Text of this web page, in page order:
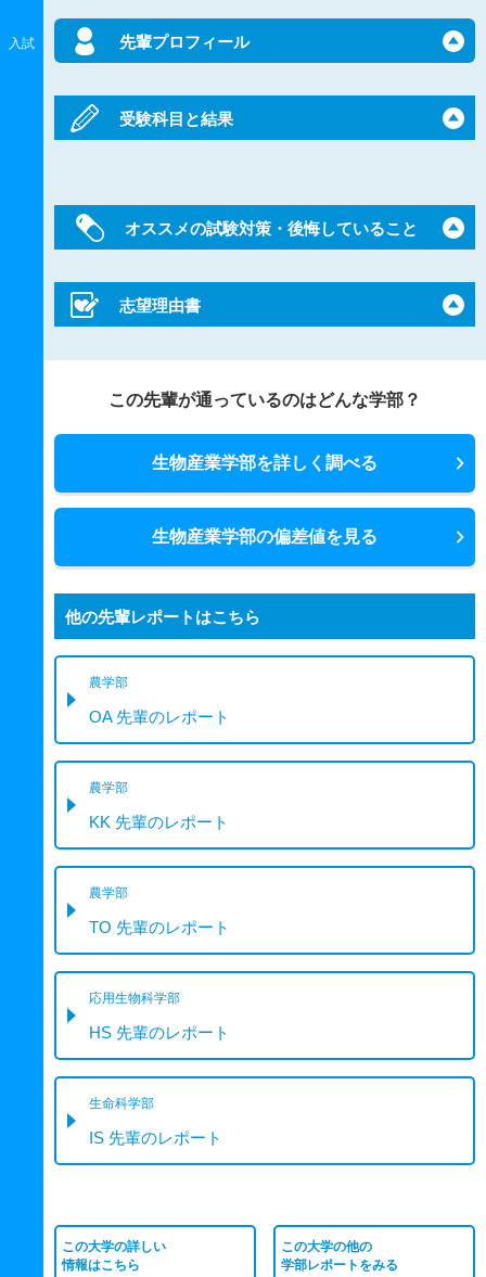
入試 先輩プロフィール
受験科目と結果
オススメの試験対策・後悔していること
志望理由書
この先輩が通っているのはどんな学部？
生物産業学部を詳しく調べる
生物産業学部の偏差値を見る
他の先輩レポートはこちら
農学部
OA 先輩のレポート
農学部
KK 先輩のレポート
農学部
TO 先輩のレポート
応用生物科学部
HS 先輩のレポート
生命科学部
IS 先輩のレポート
この大学の詳しい
情報はこちら
この大学の他の
学部レポートをみる